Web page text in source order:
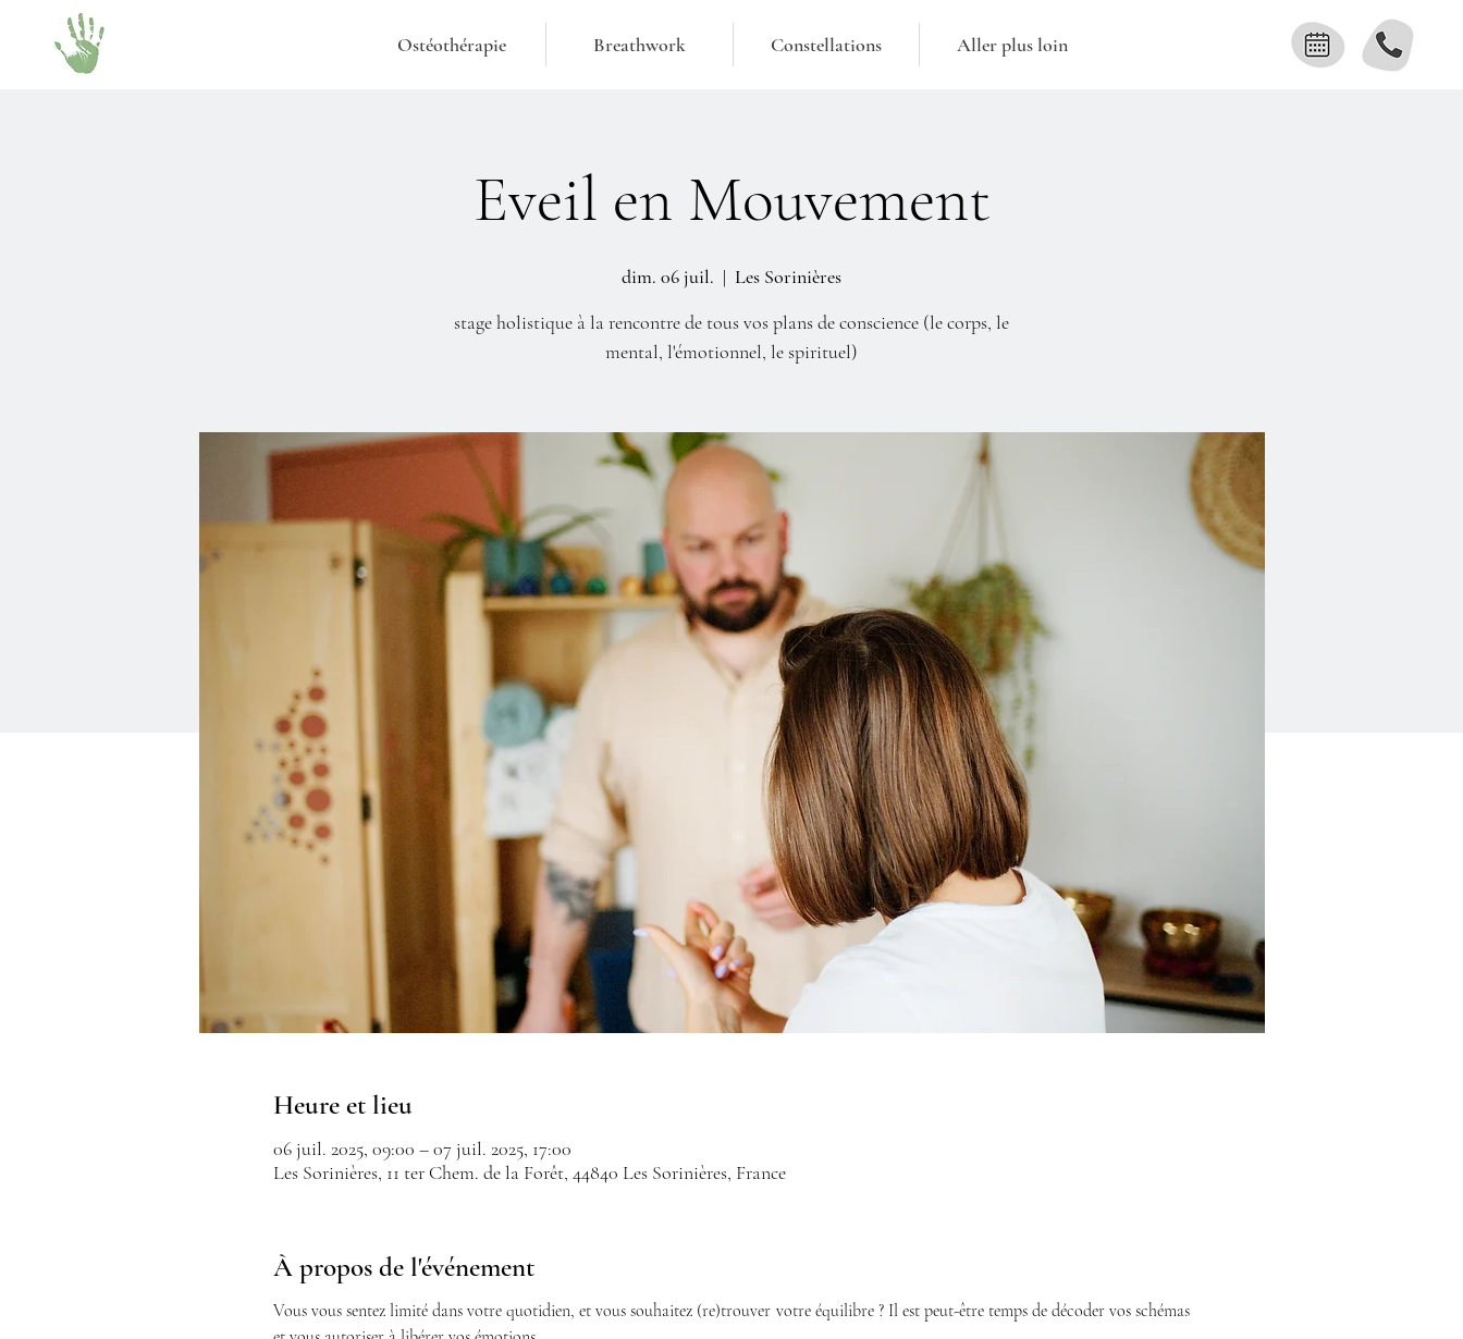
Ostéothérapie Breathwork Constellations Aller plus loin
Eveil en Mouvement
dim. 06 juil.
  |
Les Sorinières
stage holistique à la rencontre de tous vos plans de conscience (le corps, le
mental, l'émotionnel, le spirituel)
Heure et lieu
06 juil. 2025, 09:00 – 07 juil. 2025, 17:00
Les Sorinières, 11 ter Chem. de la Forêt, 44840 Les Sorinières, France
À propos de l'événement
Vous vous sentez limité dans votre quotidien, et vous souhaitez (re)trouver votre équilibre ? Il est peut-être temps de décoder vos schémas